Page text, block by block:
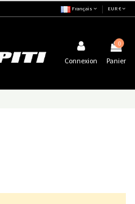
Français EUR €
Connexion
0
Panier